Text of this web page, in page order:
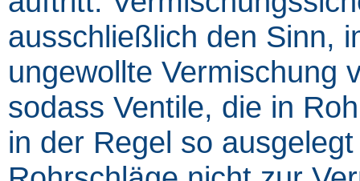
ausschließlich den Sinn,
ungewollte Vermischung
sodass Ventile, die in
in der Regel so